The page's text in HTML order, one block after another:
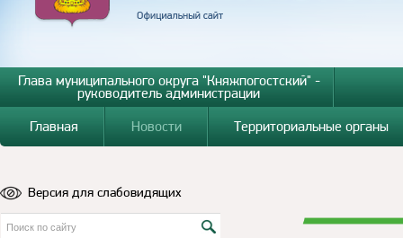
Глава муниципального округа "Княжпогостский" -
руководитель администрации
Главная
Новости Территориальные органы
Версия для слабовидящих